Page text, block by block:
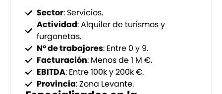
Sector: Servicios.
Actividad: Alquiler de turismos y
furgonetas.
Nº de trabajores: Entre 0 y 9.
Facturación: Menos de 1 M €.
EBITDA: Entre 100k y 200k €.
Provincia: Zona Levante.